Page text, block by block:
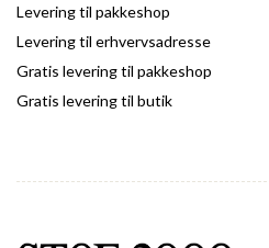
Levering til pakkeshop
Levering til erhvervsadresse
Gratis levering til pakkeshop
Gratis levering til butik